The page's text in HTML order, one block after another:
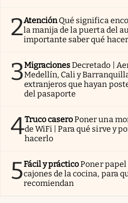
2AtenciónQué significa
la manija de la puerta del
importante saber qué hacer
3MigracionesDecretado |
Medellín, Cali y
extranjeros que hayan
del pasaporte
4Truco caseroPoner una
de WiFi | Para qué sirve y
hacerlo
5Fácil y prácticoPoner
cajones de la cocina, para
recomiendan